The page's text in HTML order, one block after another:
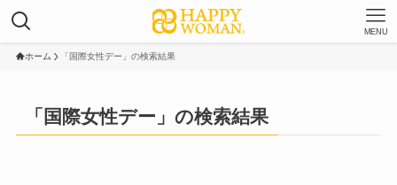
MENU
ホーム 「国際女性デー」の検索結果
「国際女性デー」の検索結果